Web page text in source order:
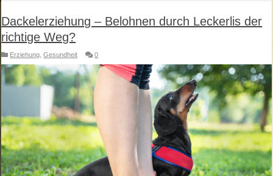
Dackelerziehung – Belohnen durch Leckerlis der
richtige Weg?
Erziehung ,Gesundheit 0